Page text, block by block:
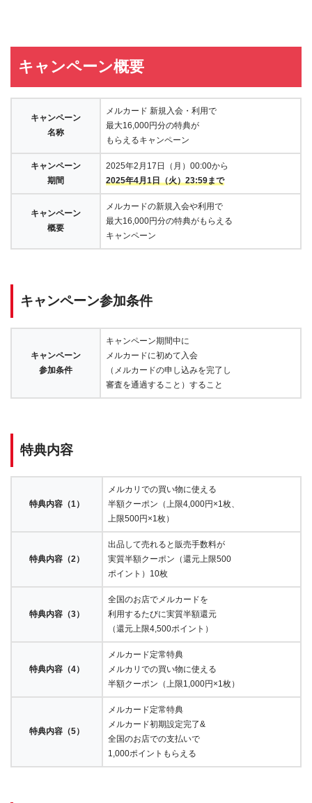
キャンペーン概要
キャンペーン
名称
メルカード 新規入会・利用で
最大16,000円分の特典が
もらえるキャンペーン
キャンペーン
期間
2025年2月17日（月）00:00から
2025年4月1日（火）23:59まで
キャンペーン
概要
メルカードの新規入会や利用で
最大16,000円分の特典がもらえる
キャンペーン
キャンペーン参加条件
キャンペーン
参加条件
キャンペーン期間中に
メルカードに初めて入会
（メルカードの申し込みを完了し
審査を通過すること）すること
特典内容
特典内容（1）
メルカリでの買い物に使える
半額クーポン（上限4,000円×1枚、
上限500円×1枚）
特典内容（2）
出品して売れると販売手数料が
実質半額クーポン（還元上限500
ポイント）10枚
特典内容（3）
全国のお店でメルカードを
利用するたびに実質半額還元
（還元上限4,500ポイント）
特典内容（4）
メルカード定常特典
メルカリでの買い物に使える
半額クーポン（上限1,000円×1枚）
特典内容（5）
メルカード定常特典
メルカード初期設定完了&
全国のお店での支払いで
1,000ポイントもらえる